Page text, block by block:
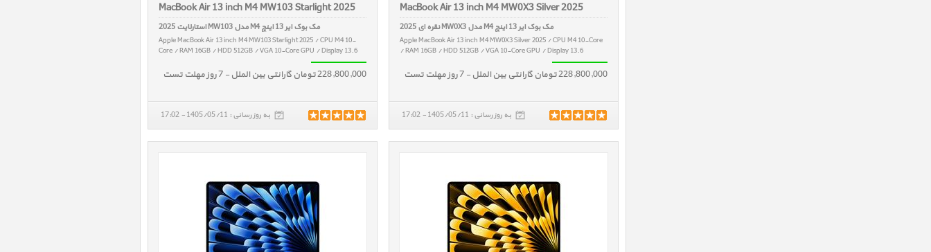
MacBook Air 13 inch M4 MW0X3 Silver 2025
مک بوک ایر 13 اینچ M4 مدل MW0X3 نقره ای 2025
Apple MacBook Air 13 inch M4 MW0X3 Silver 2025 / CPU M4 10-Core
/ RAM 16GB / HDD 512GB / VGA 10-Core GPU / Display 13.6
228,800,000 تومان گارانتی بین الملل - 7 روز مهلت تست
به روز رسانی : 1405/05/11 - 17:02
MacBook Air 13 inch M4 MW103 Starlight 2025
مک بوک ایر 13 اینچ M4 مدل MW103 استارلایت 2025
Apple MacBook Air 13 inch M4 MW103 Starlight 2025 / CPU M4 10-
Core / RAM 16GB / HDD 512GB / VGA 10-Core GPU / Display 13.6
228,800,000 تومان گارانتی بین الملل - 7 روز مهلت تست
به روز رسانی : 1405/05/11 - 17:02